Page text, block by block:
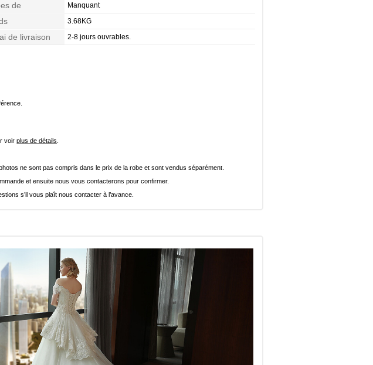
de
Manquant
3.68KG
de livraison 2-8 jours ouvrables.
voir plus de détails
ne sont pas compris dans le prix de la robe et sont vendus séparément.
et ensuite nous vous contacterons pour confirmer.
s’il vous plaît nous contacter à l’avance.